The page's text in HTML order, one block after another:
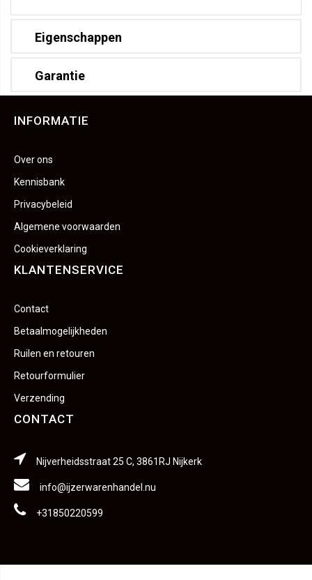
Eigenschappen
Garantie
INFORMATIE
Over ons
Kennisbank
Privacybeleid
Algemene voorwaarden
Cookieverklaring
KLANTENSERVICE
Contact
Betaalmogelijkheden
Ruilen en retouren
Retourformulier
Verzending
CONTACT
Nijverheidsstraat 25 C, 3861RJ Nijkerk
info@ijzerwarenhandel.nu
+31850220599